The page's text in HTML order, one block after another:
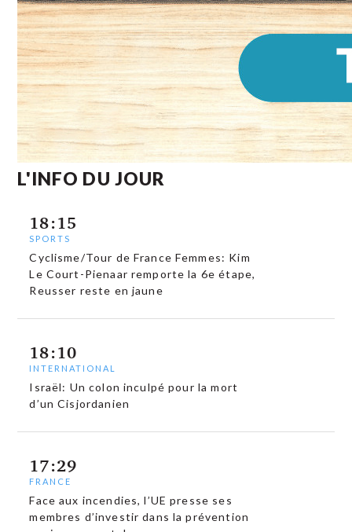
L'INFO DU JOUR
18:15
SPORTS
Cyclisme/Tour de France Femmes: Kim
Le Court-Pienaar remporte la 6e étape,
Reusser reste en jaune
18:10
INTERNATIONAL
Israël: Un colon inculpé pour la mort
d’un Cisjordanien
17:29
FRANCE
Face aux incendies, l’UE presse ses
membres d’investir dans la prévention